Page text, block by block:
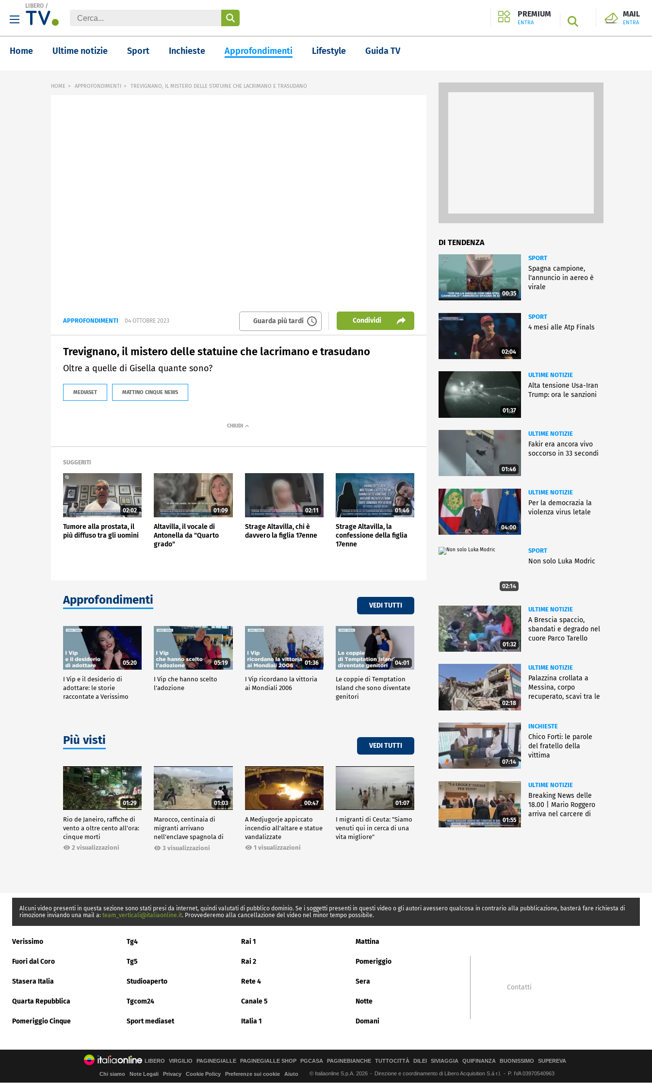
LIBERO /
PREMIUM
ENTRA SEARCH
MAIL
ENTRA
Home Ultime notizie Sport Inchieste Approfondimenti Lifestyle Guida TV
HOME APPROFONDIMENTI TREVIGNANO, IL MISTERO DELLE STATUINE CHE LACRIMANO E TRASUDANO
APPROFONDIMENTI 04 OTTOBRE 2023 Guarda più tardi Condividi
Trevignano, il mistero delle statuine che lacrimano e trasudano
Oltre a quelle di Gisella quante sono?
MEDIASET MATTINO CINQUE NEWS
SUGGERITI
02:02
Tumore alla prostata, il
più diffuso tra gli uomini
01:09
Altavilla, il vocale di
Antonella da "Quarto
grado"
02:11
Strage Altavilla, chi è
davvero la figlia 17enne
01:46
Strage Altavilla, la
confessione della figlia
17enne
Approfondimenti VEDI TUTTI
05:20
I Vip e il desiderio di
adottare: le storie
raccontate a Verissimo
05:19
I Vip che hanno scelto
l'adozione
01:36
I Vip ricordano la vittoria
ai Mondiali 2006
04:01
Le coppie di Temptation
Island che sono diventate
genitori
Più visti VEDI TUTTI
01:29
Rio de Janeiro, raffiche di
vento a oltre cento all'ora:
cinque morti
2 visualizzazioni
01:03
Marocco, centinaia di
migranti arrivano
nell'enclave spagnola di
Ceuta3 visualizzazioni
00:47
A Medjugorje appiccato
incendio all'altare e statue
vandalizzate
1 visualizzazioni
01:07
I migranti di Ceuta: "Siamo
venuti qui in cerca di una
vita migliore"
DI TENDENZA
00:35
SPORT
Spagna campione,
l'annuncio in aereo è
virale
02:04
SPORT
4 mesi alle Atp Finals
01:37
ULTIME NOTIZIE
Alta tensione Usa-Iran
Trump: ora le sanzioni
01:46
ULTIME NOTIZIE
Fakir era ancora vivo
soccorso in 33 secondi
04:00
ULTIME NOTIZIE
Per la democrazia la
violenza virus letale
02:14
SPORT
Non solo Luka Modric
01:32
ULTIME NOTIZIE
A Brescia spaccio,
sbandati e degrado nel
cuore Parco Tarello
02:18
ULTIME NOTIZIE
Palazzina crollata a
Messina, corpo
recuperato, scavi tra le
07:14
INCHIESTE
Chico Forti: le parole
del fratello della
vittima
01:55
ULTIME NOTIZIE
Breaking News delle
18.00 | Mario Roggero
arriva nel carcere di
Alcuni video presenti in questa sezione sono stati presi da internet, quindi valutati di pubblico dominio. Se i soggetti presenti in questi video o gli autori avessero qualcosa in contrario alla pubblicazione, basterà fare richiesta di
rimozione inviando una mail a: team_verticali@italiaonline.it. Provvederemo alla cancellazione del video nel minor tempo possibile.
Verissimo Tg4 Rai 1 Mattina
Fuori dal Coro Tg5 Rai 2 Pomeriggio
Stasera Italia Studioaperto Rete 4 Sera
Quarta Repubblica Tgcom24 Canale 5 Notte
Pomeriggio Cinque Sport mediaset Italia 1 Domani
Contatti
LIBERO VIRGILIO PAGINEGIALLE PAGINEGIALLE SHOP PGCASA PAGINEBIANCHE TUTTOCITTÀ DILEI SIVIAGGIA QUIFINANZA BUONISSIMO SUPEREVA
Chi siamo Note Legali Privacy Cookie Policy Preferenze sui cookie Aiuto © Italiaonline S.p.A. 2026 Direzione e coordinamento di Libero Acquisition S.á r.l. P. IVA 03970540963